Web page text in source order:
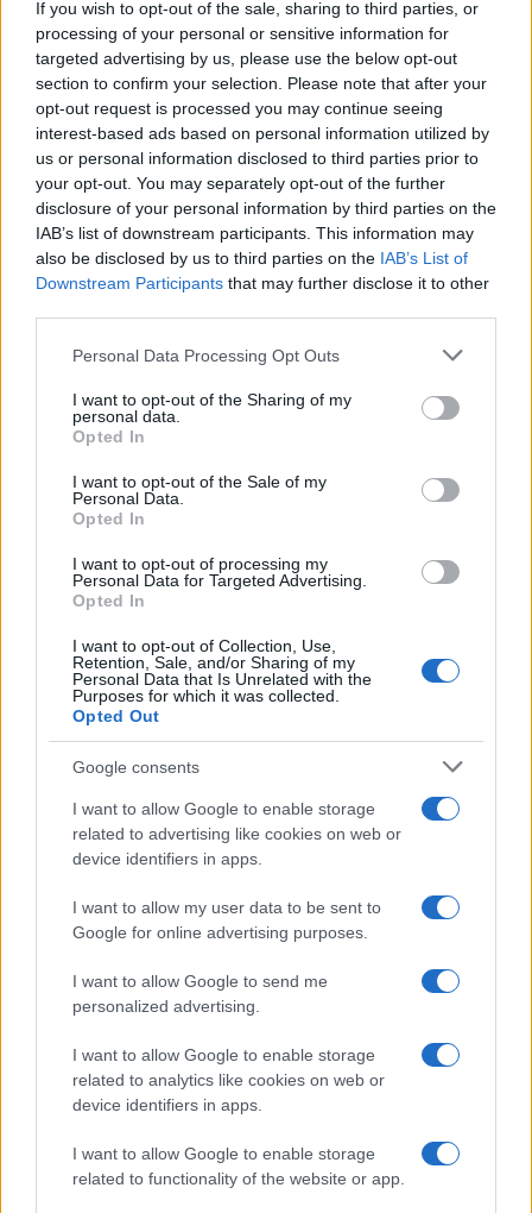
If you wish to opt-out of the sale, sharing to third parties, or
processing of your personal or sensitive information for
targeted advertising by us, please use the below opt-out
section to confirm your selection. Please note that after your
opt-out request is processed you may continue seeing
interest-based ads based on personal information utilized by
us or personal information disclosed to third parties prior to
your opt-out. You may separately opt-out of the further
disclosure of your personal information by third parties on the
IAB’s list of downstream participants. This information may
also be disclosed by us to third parties on the IAB’s List of
Downstream Participants that may further disclose it to other
Please note that this website/app uses one or more Google
not limited to your visit or usage behaviour. You may click to
grant or deny consent to Google and its third-party tags to
use your data for below specified purposes in below Google
consent section.
Personal Data Processing Opt Outs
I want to opt-out of the Sharing of my
personal data.
Opted In
I want to opt-out of the Sale of my
Personal Data.
Opted In
I want to opt-out of processing my
Personal Data for Targeted Advertising.
Opted In
I want to opt-out of Collection, Use,
Retention, Sale, and/or Sharing of my
Personal Data that Is Unrelated with the
Purposes for which it was collected.
Opted Out
Google consents
I want to allow Google to enable storage
related to advertising like cookies on web or
device identifiers in apps.
I want to allow my user data to be sent to
Google for online advertising purposes.
I want to allow Google to send me
personalized advertising.
I want to allow Google to enable storage
related to analytics like cookies on web or
device identifiers in apps.
I want to allow Google to enable storage
related to functionality of the website or app.
cualquier posible cambio de aeronave que pueda
surgir, para asegurarte de viajar en la suite que
deseas.<\/p>
La introducción de la Aria Suite marca un hito
importante en la evolución de Cathay Pacific,
reafirmando su compromiso con la excelencia
en el servicio y la experiencia del cliente. Sin
duda, este nuevo enfoque en el confort y la
atención al detalle promete elevar el estándar de
los vuelos de larga distancia. ¿Estás listo para
AUTOR
Staff
Sigue leyendo
NOTICIAS